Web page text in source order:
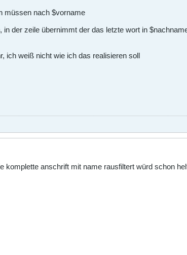
müssen nach $vorname
der zeile übernimmt der das letzte wort in
ich weiß nicht wie ich das realisieren soll
komplette anschrift mit name rausfiltert würd schon